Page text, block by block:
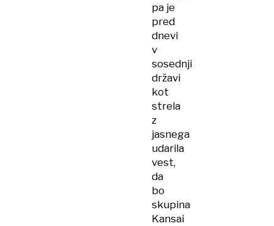
pa je
pred
dnevi
v
sosednji
državi
kot
strela
z
jasnega
udarila
vest,
da
bo
skupina
Kansai